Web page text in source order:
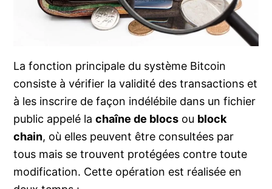
La fonction principale du système Bitcoin
consiste à vérifier la validité des transactions et
à les inscrire de façon indélébile dans un fichier
public appelé lachaîne de blocs ou block
chain, où elles peuvent être consultées par
tous mais se trouvent protégées contre toute
modification. Cette opération est réalisée en